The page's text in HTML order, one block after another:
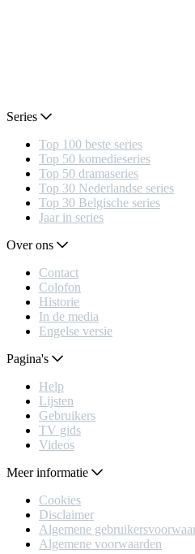
Series
Top 100 beste series
Top 50 komedieseries
Top 50 dramaseries
Top 30 Nederlandse series
Top 30 Belgische series
Jaar in series
Over ons
Contact
Colofon
Historie
In de media
Engelse versie
Pagina's
Help
Lijsten
Gebruikers
TV gids
Videos
Meer informatie
Cookies
Disclaimer
Algemene
Algemene voorwaarden